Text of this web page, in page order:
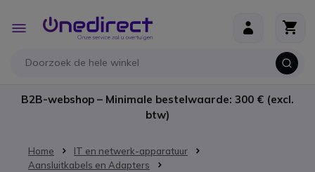
Toggle
Nav
B2B-webshop – Minimale bestelwaarde: 300 € (excl.
btw)
Home
IT en netwerk-apparatuur
Aansluitkabels en Adapters